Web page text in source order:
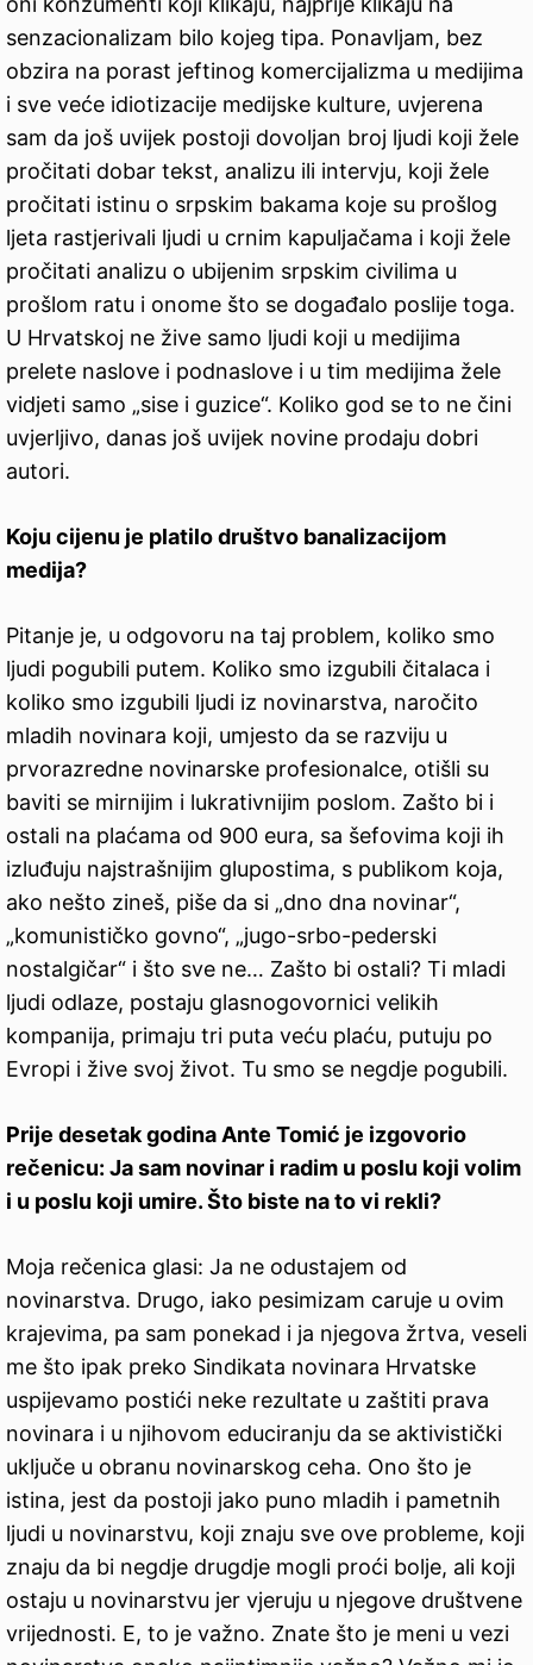
senzacionalizam bilo kojeg tipa. Ponavljam, bez
obzira na porast jeftinog komercijalizma u medijima
i sve veće idiotizacije medijske kulture, uvjerena
sam da još uvijek postoji dovoljan broj ljudi koji žele
pročitati dobar tekst, analizu ili intervju, koji žele
pročitati istinu o srpskim bakama koje su prošlog
ljeta rastjerivali ljudi u crnim kapuljačama i koji žele
pročitati analizu o ubijenim srpskim civilima u
prošlom ratu i onome što se događalo poslije toga.
U Hrvatskoj ne žive samo ljudi koji u medijima
prelete naslove i podnaslove i u tim medijima žele
vidjeti samo „sise i guzice“. Koliko god se to ne čini
uvjerljivo, danas još uvijek novine prodaju dobri
autori.
Koju cijenu je platilo društvo banalizacijom
medija?
Pitanje je, u odgovoru na taj problem, koliko smo
ljudi pogubili putem. Koliko smo izgubili čitalaca i
koliko smo izgubili ljudi iz novinarstva, naročito
mladih novinara koji, umjesto da se razviju u
prvorazredne novinarske profesionalce, otišli su
baviti se mirnijim i lukrativnijim poslom. Zašto bi i
ostali na plaćama od 900 eura, sa šefovima koji ih
izluđuju najstrašnijim glupostima, s publikom koja,
ako nešto zineš, piše da si „dno dna novinar“,
„komunističko govno“, „jugo-srbo-pederski
nostalgičar“ i što sve ne… Zašto bi ostali? Ti mladi
ljudi odlaze, postaju glasnogovornici velikih
kompanija, primaju tri puta veću plaću, putuju po
Evropi i žive svoj život. Tu smo se negdje pogubili.
Prije desetak godina Ante Tomić je izgovorio
rečenicu: Ja sam novinar i radim u poslu koji volim
i u poslu koji umire. Što biste na to vi rekli?
Moja rečenica glasi: Ja ne odustajem od
novinarstva. Drugo, iako pesimizam caruje u ovim
krajevima, pa sam ponekad i ja njegova žrtva, veseli
me što ipak preko Sindikata novinara Hrvatske
uspijevamo postići neke rezultate u zaštiti prava
novinara i u njihovom educiranju da se aktivistički
uključe u obranu novinarskog ceha. Ono što je
istina, jest da postoji jako puno mladih i pametnih
ljudi u novinarstvu, koji znaju sve ove probleme, koji
znaju da bi negdje drugdje mogli proći bolje, ali koji
ostaju u novinarstvu jer vjeruju u njegove društvene
vrijednosti. E, to je važno. Znate što je meni u vezi